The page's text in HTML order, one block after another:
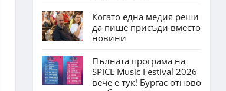
Когато една медия реши
да пише присъди вместо
новини
Пълната програма на
SPICE Music Festival 2026
вече е тук! Бургас отново